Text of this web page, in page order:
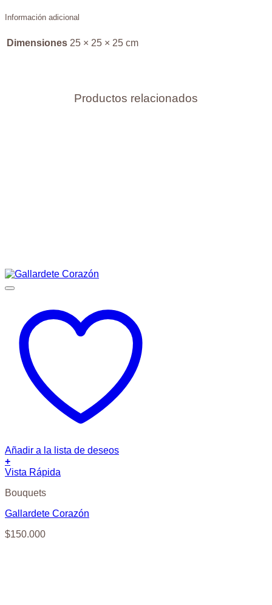
Información adicional
Dimensiones 25 × 25 × 25 cm
Productos relacionados
Añadir a la lista de deseos
+
Vista Rápida
Bouquets
Gallardete Corazón
$150.000